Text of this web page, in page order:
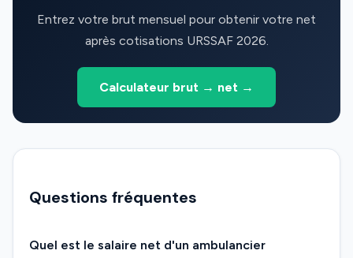
Entrez votre brut mensuel pour obtenir votre net
après cotisations URSSAF 2026.
Calculateur brut → net →
Questions fréquentes
Quel est le salaire net d'un ambulancier